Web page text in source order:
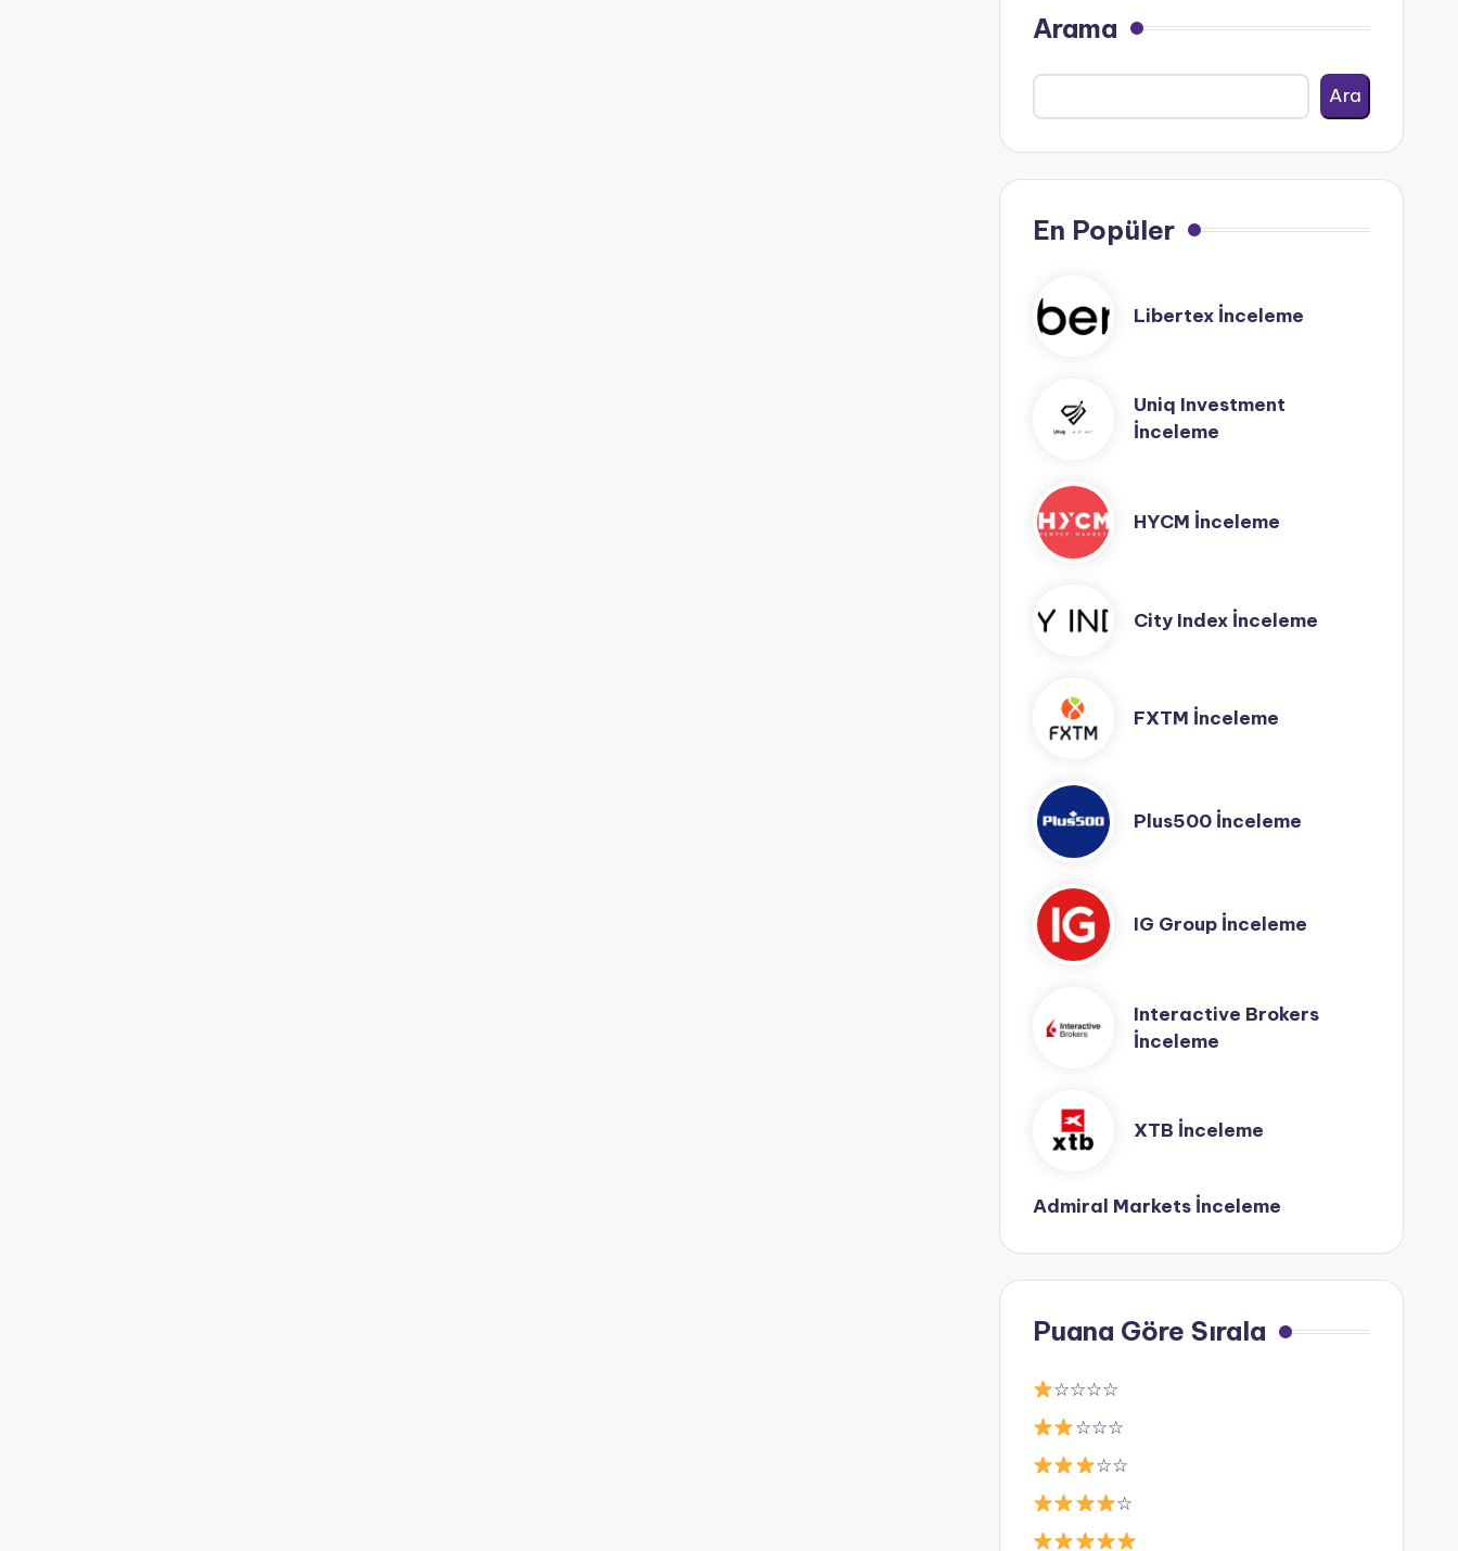
Arama
Ara
En Popüler
Libertex İnceleme
Uniq Investment
İnceleme
HYCM İnceleme
City Index İnceleme
FXTM İnceleme
Plus500 İnceleme
IG Group İnceleme
Interactive Brokers
İnceleme
XTB İnceleme
Admiral Markets İnceleme
Puana Göre Sırala
☆☆☆☆
☆☆☆
☆☆
☆